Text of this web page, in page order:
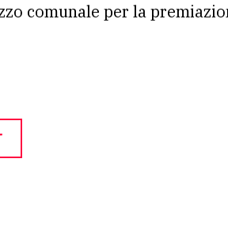
comunale per la